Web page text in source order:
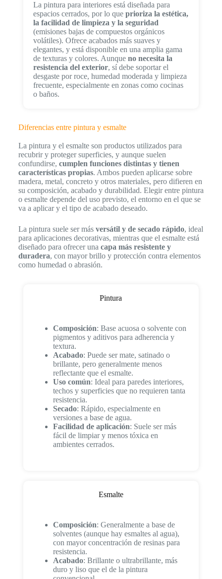
La pintura para interiores está diseñada para
espacios cerrados, por lo que prioriza la estética,
la facilidad de limpieza y la seguridad
(emisiones bajas de compuestos orgánicos
volátiles). Ofrece acabados más suaves y
elegantes, y está disponible en una amplia gama
de texturas y colores. Aunque no necesita la
resistencia del exterior, sí debe soportar el
desgaste por roce, humedad moderada y limpieza
frecuente, especialmente en zonas como cocinas
o baños.
Diferencias entre pintura y esmalte
La pintura y el esmalte son productos utilizados para
recubrir y proteger superficies, y aunque suelen
confundirse, cumplen funciones distintas y tienen
características propias. Ambos pueden aplicarse sobre
madera, metal, concreto y otros materiales, pero difieren en
su composición, acabado y durabilidad. Elegir entre pintura
o esmalte depende del uso previsto, el entorno en el que se
va a aplicar y el tipo de acabado deseado.
La pintura suele ser más versátil y de secado rápido, ideal
para aplicaciones decorativas, mientras que el esmalte está
diseñado para ofrecer una capa más resistente y
duradera, con mayor brillo y protección contra elementos
como humedad o abrasión.
Pintura
Composición: Base acuosa o solvente con
pigmentos y aditivos para adherencia y
textura.
Acabado: Puede ser mate, satinado o
brillante, pero generalmente menos
reflectante que el esmalte.
Uso común: Ideal para paredes interiores,
techos y superficies que no requieren tanta
resistencia.
Secado: Rápido, especialmente en
versiones a base de agua.
Facilidad de aplicación: Suele ser más
fácil de limpiar y menos tóxica en
ambientes cerrados.
Esmalte
Composición: Generalmente a base de
solventes (aunque hay esmaltes al agua),
con mayor concentración de resinas para
resistencia.
Acabado: Brillante o ultrabrillante, más
duro y liso que el de la pintura